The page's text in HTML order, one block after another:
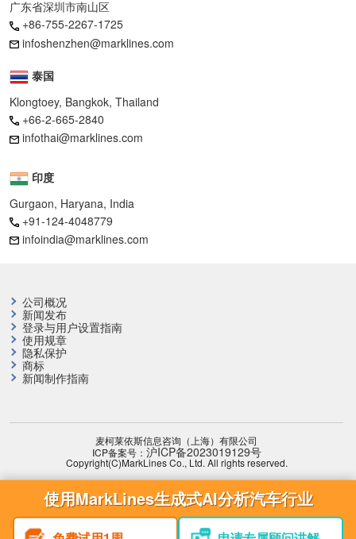
广东省深圳市南山区
+86-755-2267-1725
infoshenzhen@marklines.com
泰国
Klongtoey, Bangkok, Thailand
+66-2-665-2840
infothai@marklines.com
印度
Gurgaon, Haryana, India
+91-124-4048779
infoindia@marklines.com
公司概况
新闻发布
登录与用户设置指南
使用规章
隐私保护
商标
新闻制作指南
麦柯莱依斯信息咨询（上海）有限公司
ICP备案号： 沪ICP备2023019129号
Copyright(C)MarkLines Co., Ltd. All rights reserved.
使用MarkLines生成式AI分析汽车行业